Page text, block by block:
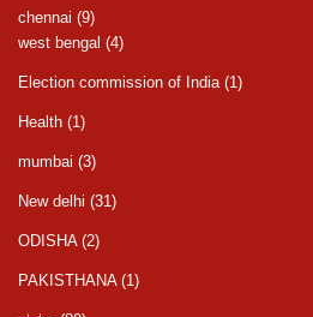
chennai (9)
west bengal (4)
Election commission of India(1)
Health (1)
mumbai (3)
New delhi (31)
ODISHA(2)
PAKISTHANA(1)